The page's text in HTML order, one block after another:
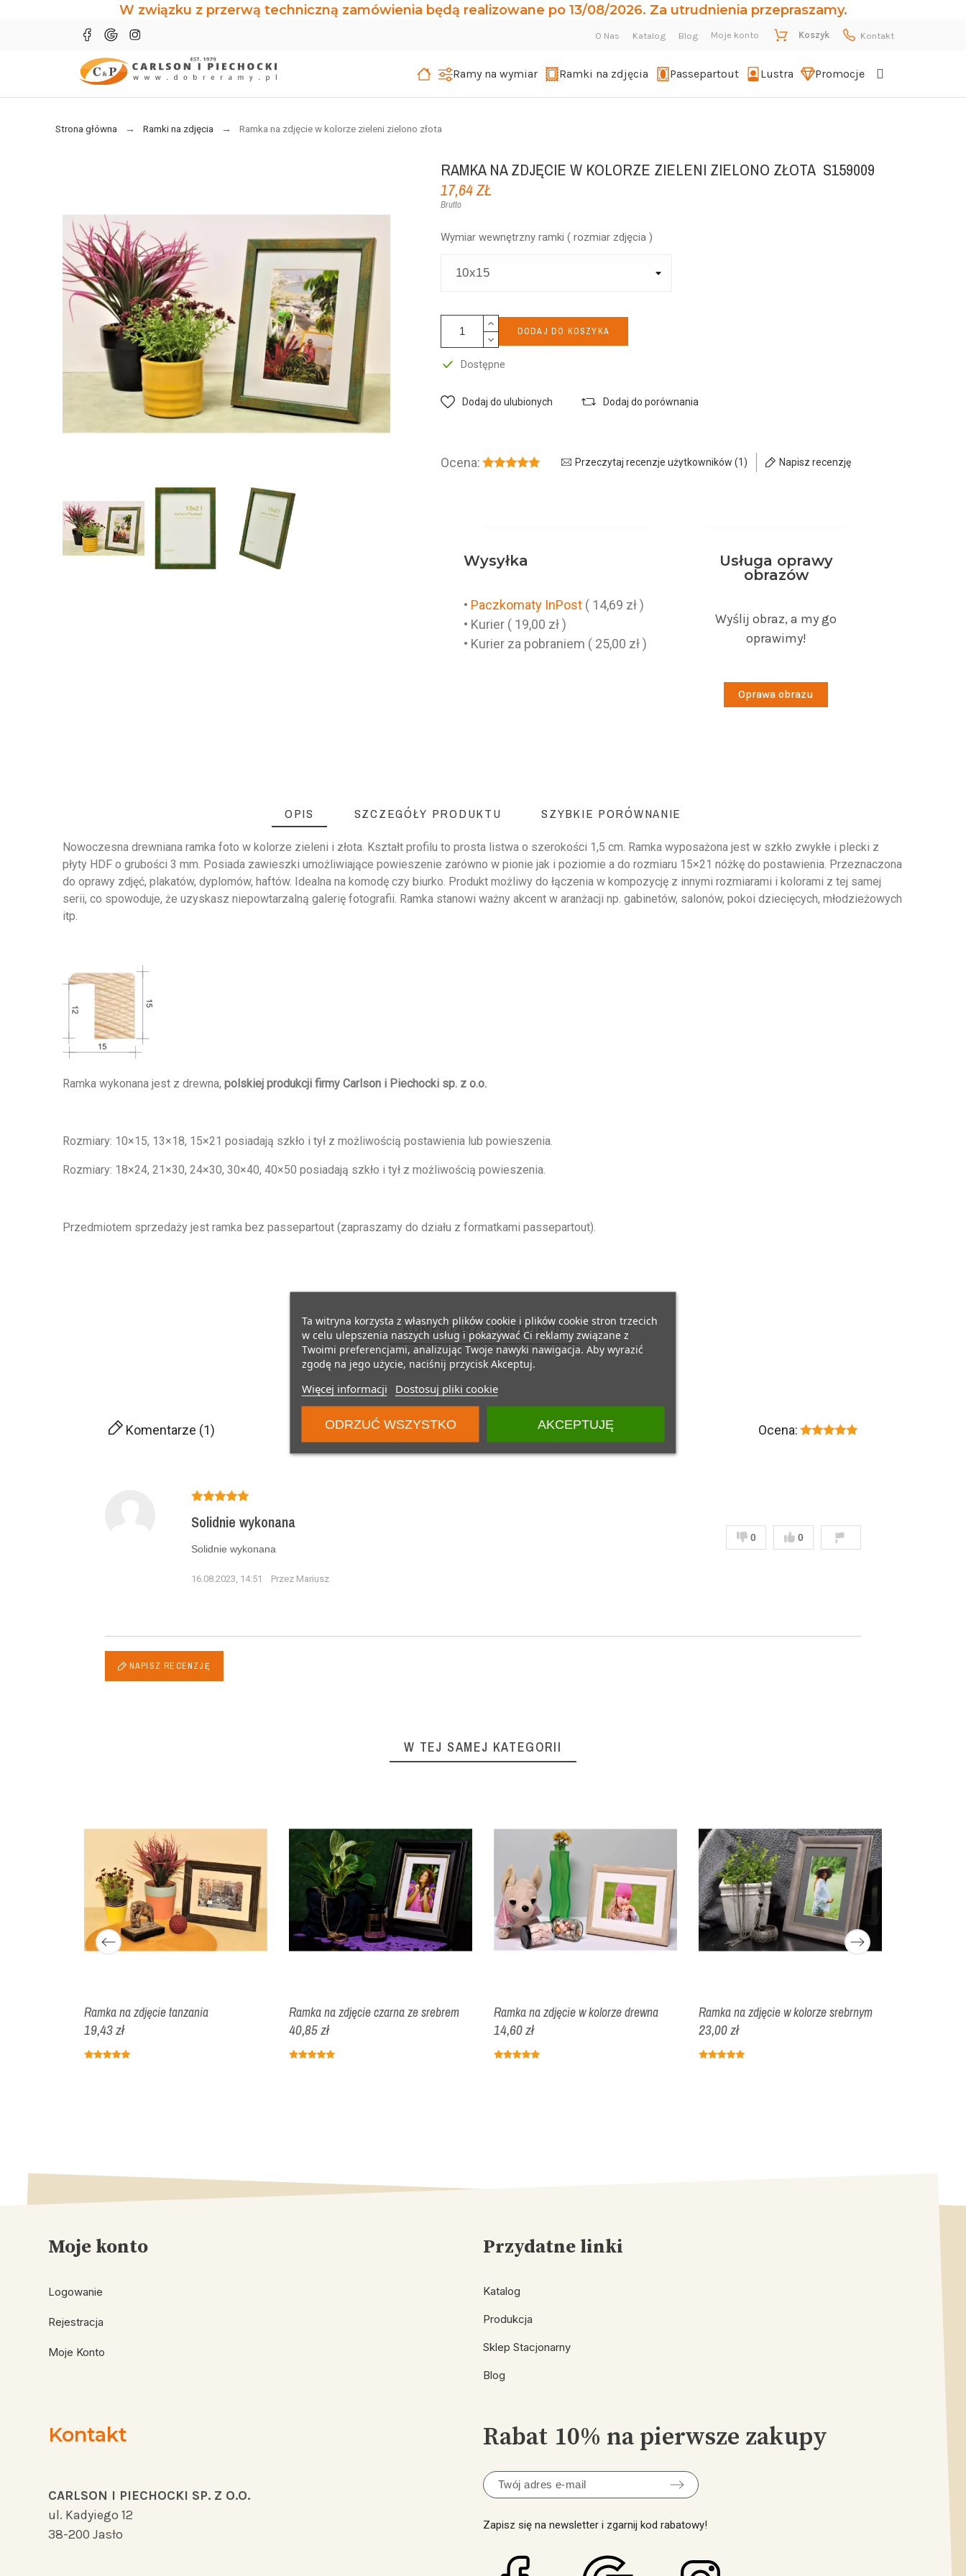
W związku z przerwą techniczną zamówienia będą realizowane po 13/08/2026. Za utrudnienia przepraszamy.
O Nas Katalog Blog Moje konto Koszyk Kontakt
Ramy na wymiar Ramki na zdjęcia Passepartout Lustra Promocje
Strona główna Ramki na zdjęcia Ramka na zdjęcie w kolorze zieleni zielono złota
RAMKA NA ZDJĘCIE W KOLORZE ZIELENI ZIELONO ZŁOTA S159009
17,64 ZŁ
Brutto
Wymiar wewnętrzny ramki ( rozmiar zdjęcia )
DODAJ DO KOSZYKA
Dostępne
Dodaj do ulubionych Dodaj do porównania
Ocena: Przeczytaj recenzje użytkowników (1) Napisz recenzję
Wysyłka
• Paczkomaty InPost ( 14,69 zł )
• Kurier ( 19,00 zł )
• Kurier za pobraniem ( 25,00 zł )
Usługa oprawy
obrazów
Wyślij obraz, a my go
oprawimy!
Oprawa obrazu
OPIS SZCZEGÓŁY PRODUKTU SZYBKIE PORÓWNANIE
Nowoczesna drewniana ramka foto w kolorze zieleni i złota. Kształt profilu to prosta listwa o szerokości 1,5 cm. Ramka wyposażona jest w szkło zwykłe i plecki z
płyty HDF o grubości 3 mm. Posiada zawieszki umożliwiające powieszenie zarówno w pionie jak i poziomie a do rozmiaru 15×21 nóżkę do postawienia. Przeznaczona
do oprawy zdjęć, plakatów, dyplomów, haftów. Idealna na komodę czy biurko. Produkt możliwy do łączenia w kompozycję z innymi rozmiarami i kolorami z tej samej
serii, co spowoduje, że uzyskasz niepowtarzalną galerię fotografii. Ramka stanowi ważny akcent w aranżacji np. gabinetów, salonów, pokoi dziecięcych, młodzieżowych
itp.
Ramka wykonana jest z drewna,polskiej produkcji firmy Carlson i Piechocki sp. z o.o.
Rozmiary: 10×15, 13×18, 15×21 posiadają szkło i tył z możliwością postawienia lub powieszenia.
Rozmiary: 18×24, 21×30, 24×30, 30×40, 40×50 posiadają szkło i tył z możliwością powieszenia.
Przedmiotem sprzedaży jest ramka bez passepartout (zapraszamy do działu z formatkami passepartout).
KOMENTARZE PRODUKTU
Komentarze (1) Ocena:
Solidnie wykonana
Solidnie wykonana
16.08.2023, 14:51 Przez Mariusz
0 0
NAPISZ RECENZJĘ
W TEJ SAMEJ KATEGORII
Ramka na zdjęcie tanzania
19,43 zł
Ramka na zdjęcie czarna ze srebrem
40,85 zł
Ramka na zdjęcie w kolorze drewna
14,60 zł
Ramka na zdjęcie w kolorze srebrnym
23,00 zł
Moje konto
Logowanie
Rejestracja
Moje Konto
Przydatne linki
Katalog
Produkcja
Sklep Stacjonarny
Blog
Kontakt
CARLSON I PIECHOCKI SP. Z O.O.
ul. Kadyiego 12
38-200 Jasło
Rabat 10% na pierwsze zakupy
Zapisz się na newsletter i zgarnij kod rabatowy!
Ta witryna korzysta z własnych plików cookie i plików cookie stron trzecich
w celu ulepszenia naszych usług i pokazywać Ci reklamy związane z
Twoimi preferencjami, analizując Twoje nawyki nawigacja. Aby wyrazić
zgodę na jego użycie, naciśnij przycisk Akceptuj.
Więcej informacji Dostosuj pliki cookie
ODRZUĆ WSZYSTKO AKCEPTUJĘ